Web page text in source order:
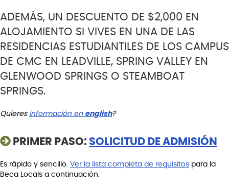
ADEMÁS, UN DESCUENTO DE $2,000 EN
ALOJAMIENTO SI VIVES EN UNA DE LAS
RESIDENCIAS ESTUDIANTILES DE LOS CAMPUS
DE CMC EN LEADVILLE, SPRING VALLEY EN
GLENWOOD SPRINGS O STEAMBOAT
SPRINGS.
Quieres información en english?
PRIMER PASO: SOLICITUD DE ADMISIÓN
Es rápido y sencillo. Ver la lista completa de requisitos para la
Beca Locals a continuación.